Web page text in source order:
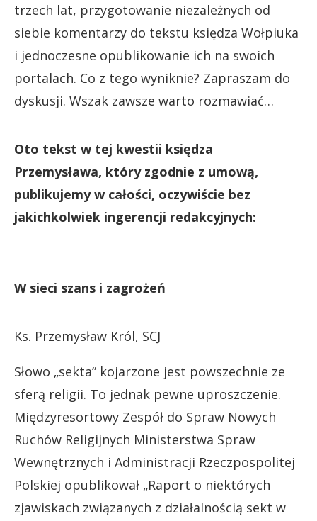
trzech lat, przygotowanie niezależnych od
siebie komentarzy do tekstu księdza Wołpiuka
i jednoczesne opublikowanie ich na swoich
portalach. Co z tego wyniknie? Zapraszam do
dyskusji. Wszak zawsze warto rozmawiać…
Oto tekst w tej kwestii księdza
Przemysława, który zgodnie z umową,
publikujemy w całości, oczywiście bez
jakichkolwiek ingerencji redakcyjnych:
W sieci szans i zagrożeń
Ks. Przemysław Król, SCJ
Słowo „sekta” kojarzone jest powszechnie ze
sferą religii. To jednak pewne uproszczenie.
Międzyresortowy Zespół do Spraw Nowych
Ruchów Religijnych Ministerstwa Spraw
Wewnętrznych i Administracji Rzeczpospolitej
Polskiej opublikował „Raport o niektórych
zjawiskach związanych z działalnością sekt w